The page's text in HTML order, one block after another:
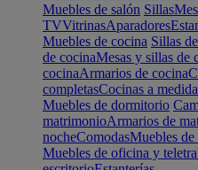
Muebles de salón Sillas
TVVitrinasAparadores
Muebles de cocina Sillas
de cocinaMesas y sillas de
cocinaArmarios de cocina
completasCocinas a medida
Muebles de dormitorio
matrimonioArmarios de
nocheComodasMuebles
Muebles de oficina y